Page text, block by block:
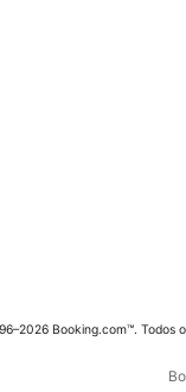
Booking.com™. Todos